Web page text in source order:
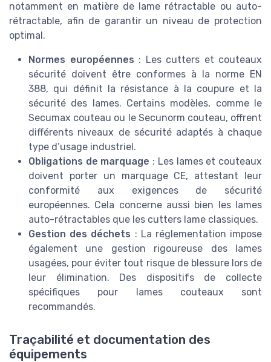
notamment en matière de lame rétractable ou auto-
rétractable, afin de garantir un niveau de protection
optimal.
Normes européennes : Les cutters et couteaux
sécurité doivent être conformes à la norme EN
388, qui définit la résistance à la coupure et la
sécurité des lames. Certains modèles, comme le
Secumax couteau ou le Secunorm couteau, offrent
différents niveaux de sécurité adaptés à chaque
type d’usage industriel.
Obligations de marquage : Les lames et couteaux
doivent porter un marquage CE, attestant leur
conformité aux exigences de sécurité
européennes. Cela concerne aussi bien les lames
auto-rétractables que les cutters lame classiques.
Gestion des déchets : La réglementation impose
également une gestion rigoureuse des lames
usagées, pour éviter tout risque de blessure lors de
leur élimination. Des dispositifs de collecte
spécifiques pour lames couteaux sont
recommandés.
Traçabilité et documentation des
équipements